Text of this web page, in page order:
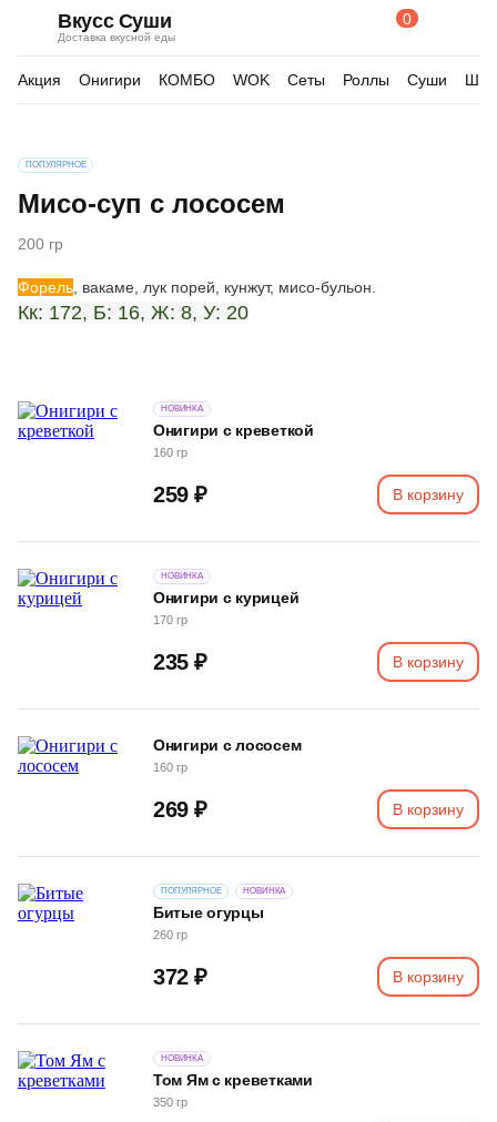
Вкусс Суши
Доставка вкусной еды
ПоискКорзина
0
Акция Онигири КОМБО WOK Сеты Роллы Суши
Мисо-суп с лососем
ПОПУЛЯРНОЕ
200 гр
Форель , вакаме, лук порей, кунжут, мисо-бульон.
Кк: 172, Б: 16, Ж: 8, У: 20
Онигири с креветкой
НОВИНКА
160 гр
259 ₽ В корзину
Онигири с курицей
НОВИНКА
170 гр
235 ₽ В корзину
Онигири с лососем
160 гр
269 ₽ В корзину
Битые огурцы
ПОПУЛЯРНОЕ НОВИНКА
260 гр
372 ₽ В корзину
Том Ям с креветками
НОВИНКА
350 гр
Изображения
товара